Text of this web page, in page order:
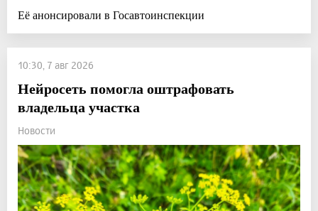
Её анонсировали в Госавтоинспекции
10:30, 7 авг 2026
Нейросеть помогла оштрафовать
владельца участка
Новости